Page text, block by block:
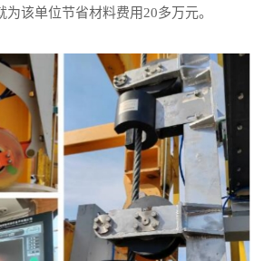
该单位节省材料费用20多万元。